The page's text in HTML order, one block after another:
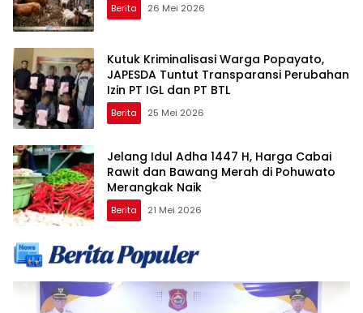
Berita 26 Mei 2026
Kutuk Kriminalisasi Warga Popayato,
JAPESDA Tuntut Transparansi Perubahan
Izin PT IGL dan PT BTL
Berita 25 Mei 2026
Jelang Idul Adha 1447 H, Harga Cabai
Rawit dan Bawang Merah di Pohuwato
Merangkak Naik
Berita 21 Mei 2026